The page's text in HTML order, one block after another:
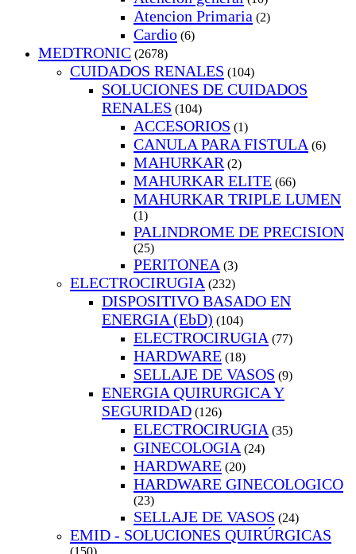
Atencion Primaria (2)
Cardio (6)
MEDTRONIC (2678)
CUIDADOS RENALES (104)
SOLUCIONES DE CUIDADOS
RENALES (104)
ACCESORIOS (1)
CANULA PARA FISTULA (6)
MAHURKAR (2)
MAHURKAR ELITE (66)
MAHURKAR TRIPLE LUMEN
(1)
PALINDROME DE PRECISION
(25)
PERITONEA (3)
ELECTROCIRUGIA (232)
DISPOSITIVO BASADO EN
ENERGIA (EbD) (104)
ELECTROCIRUGIA (77)
HARDWARE (18)
SELLAJE DE VASOS (9)
ENERGIA QUIRURGICA Y
SEGURIDAD (126)
ELECTROCIRUGIA (35)
GINECOLOGIA (24)
HARDWARE (20)
HARDWARE GINECOLOGICO
(23)
SELLAJE DE VASOS (24)
EMID - SOLUCIONES QUIRÚRGICAS